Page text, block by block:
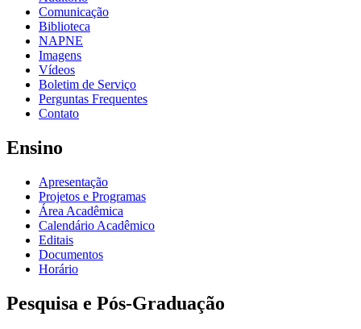
Comunicação
Biblioteca
NAPNE
Imagens
Vídeos
Boletim de Serviço
Perguntas Frequentes
Contato
Ensino
Apresentação
Projetos e Programas
Área Acadêmica
Calendário Acadêmico
Editais
Documentos
Horário
Pesquisa e Pós-Graduação